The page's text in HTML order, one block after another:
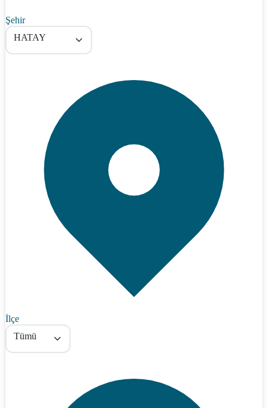
Şehir
HATAY
İlçe
Tümü